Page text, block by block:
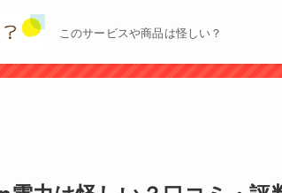
このサービスや商品は怪しい？